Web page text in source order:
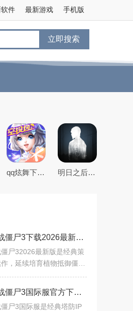
手机版
最新游戏
件
立即搜索
qq炫舞下载2026最新版 明日之后官方手游版
植物大战僵尸3下载2026最新版v26.3.6 官方版
尸32026最新版是经典策
，延续培育植物抵御僵尸
玩法可强化植物（如双发射
豌豆）。含通行证任
植物大战僵尸3国际服官方下载最新版本v26.2.4安卓版
尸3国际服是经典塔防IP